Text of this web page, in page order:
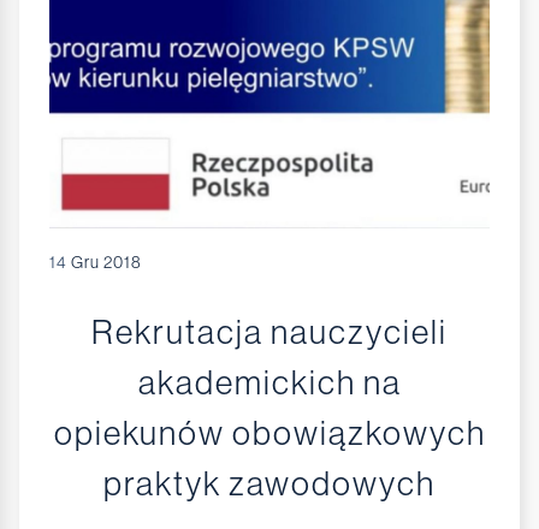
14 Gru 2018
Rekrutacja nauczycieli
akademickich na
opiekunów obowiązkowych
praktyk zawodowych